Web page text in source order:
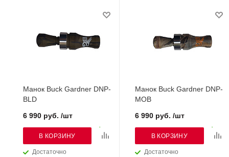
Манок Buck Gardner DNP-
BLD
Достаточно
6 990 руб. /шт
В КОРЗИНУ
Манок Buck Gardner DNP-
MOB
Достаточно
6 990 руб. /шт
В КОРЗИНУ